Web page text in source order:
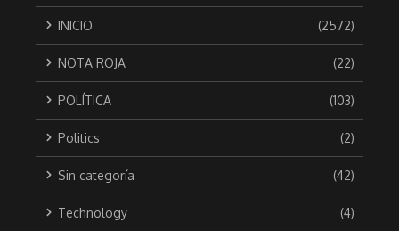
INICIO (2572)
NOTA ROJA (22)
POLÍTICA (103)
Politics (2)
Sin categoría (42)
Technology (4)